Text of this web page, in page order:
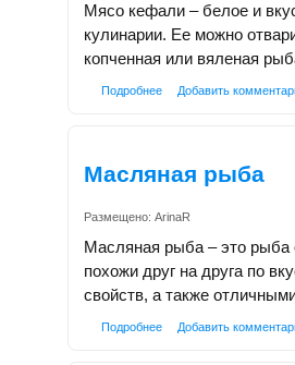
Мясо кефали – белое и
кулинарии. Ее можно
копченная или вяленая
Подробнее Добавить
Масляная рыба
Размещено: ArinaR
Масляная рыба – это рыба
похожи друг на друга по
свойств, а также
Подробнее Добавить